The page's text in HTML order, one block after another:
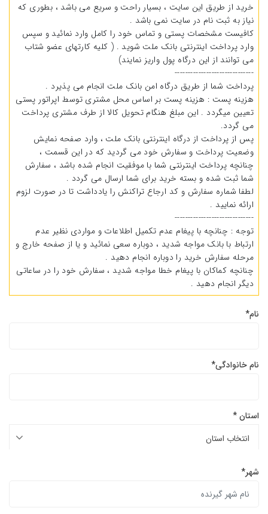
خرید از طریق این سایت ، بسیار راحت و سریع می باشد ، بطوری که
نیاز به ثبت نام در سایت نمی باشد .
کافیست مشخصات پستی و تماس خود را کامل وارد نمائید و سپس
وارد پرداخت اینترنتی بانک ملت شوید . ( کلیه کارتهای عضو شتاب
می توانند از این درگاه پول واریز نمایند)
------------------------------
پرداخت شما از طریق درگاه امن بانک ملت انجام می پذیرد .
هزینه پست : هزینه پست بر اساس محل مشتری توسط اپراتور پستی
تعیین میگردد . این مبلغ هنگام تحویل کالا از طرف مشتری پرداخت
می گردد.
پس از پرداخت از درگاه اینترنتی بانک ملت ، وارد صفحه نمایش
وضعیت پرداخت و سفارش خود می گردید که در این قسمت ،
چنانچه پرداخت اینترنتی شما با موفقیت انجام شده باشد ، سفارش
شما ثبت شده و بسته خرید برای شما ارسال می گردد .
لطفا شماره سفارش و کد ارجاع تراکنش را یادداشت تا در صورت لزوم
ارائه نمایید .
------------------------------
توجه : چنانچه با پیغام عدم تکمیل اطلاعات و مواردی نظیر عدم
ارتباط با بانک مواجه شدید ، دوباره سعی نمائید و یا از صفحه خارج و
مرحله سفارش خرید را دوباره انجام دهید .
چنانچه کماکان با پیغام خطا مواجه شدید ، سفارش خود را در ساعاتی
دیگر انجام دهید .
نام*
نام خانوادگی*
استان *
شهر*